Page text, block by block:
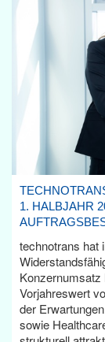
1. HALBJAHR
technotrans hat
Konzernumsatz
Vorjahreswert
der
sowie